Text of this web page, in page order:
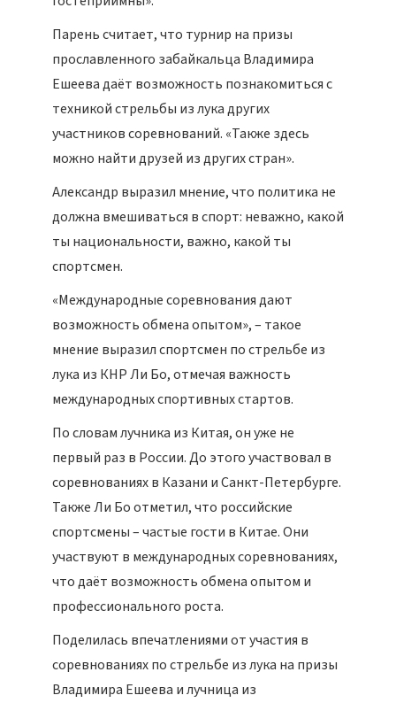
Парень считает, что турнир на призы
прославленного забайкальца Владимира
Ешеева даёт возможность познакомиться с
техникой стрельбы из лука других
участников соревнований. «Также здесь
можно найти друзей из других стран».
Александр выразил мнение, что политика не
должна вмешиваться в спорт: неважно, какой
ты национальности, важно, какой ты
спортсмен.
«Международные соревнования дают
возможность обмена опытом», – такое
мнение выразил спортсмен по стрельбе из
лука из КНР Ли Бо, отмечая важность
международных спортивных стартов.
По словам лучника из Китая, он уже не
первый раз в России. До этого участвовал в
соревнованиях в Казани и Санкт-Петербурге.
Также Ли Бо отметил, что российские
спортсмены – частые гости в Китае. Они
участвуют в международных соревнованиях,
что даёт возможность обмена опытом и
профессионального роста.
Поделилась впечатлениями от участия в
соревнованиях по стрельбе из лука на призы
Владимира Ешеева и лучница из